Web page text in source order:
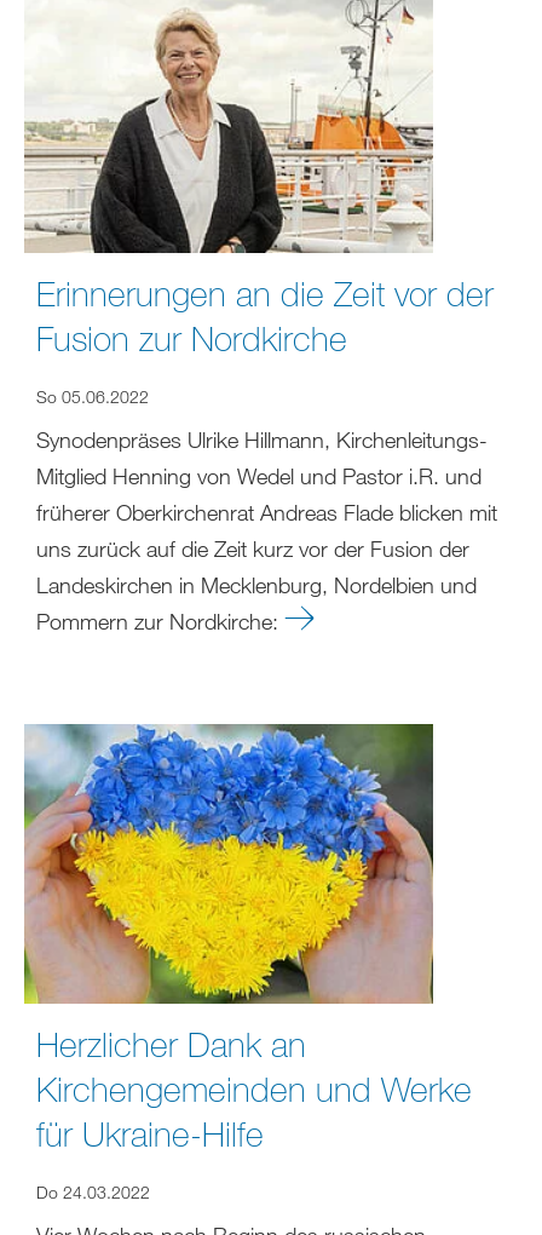
Erinnerungen an die Zeit vor der
Fusion zur Nordkirche
So 05.06.2022
Synodenpräses Ulrike Hillmann, Kirchenleitungs-
Mitglied Henning von Wedel und Pastor i.R. und
früherer Oberkirchenrat Andreas Flade blicken mit
uns zurück auf die Zeit kurz vor der Fusion der
Landeskirchen in Mecklenburg, Nordelbien und
Pommern zur Nordkirche:
Herzlicher Dank an
Kirchengemeinden und Werke
für Ukraine-Hilfe
Do 24.03.2022